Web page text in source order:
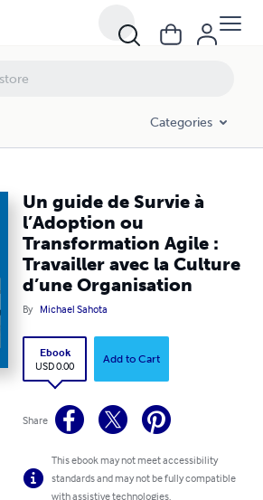
Categories
Un guide de Survie à
l’Adoption ou
Transformation Agile :
Travailler avec la Culture
d’une Organisation
By Michael Sahota
Ebook
USD 0.00
Add to Cart
Share
This ebook may not meet accessibility
standards and may not be fully compatible
with assistive technologies.
ou Transformation Agile : Travailler